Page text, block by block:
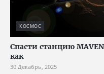
КОСМОС
Спасти станцию
как
30 Декабрь, 2025